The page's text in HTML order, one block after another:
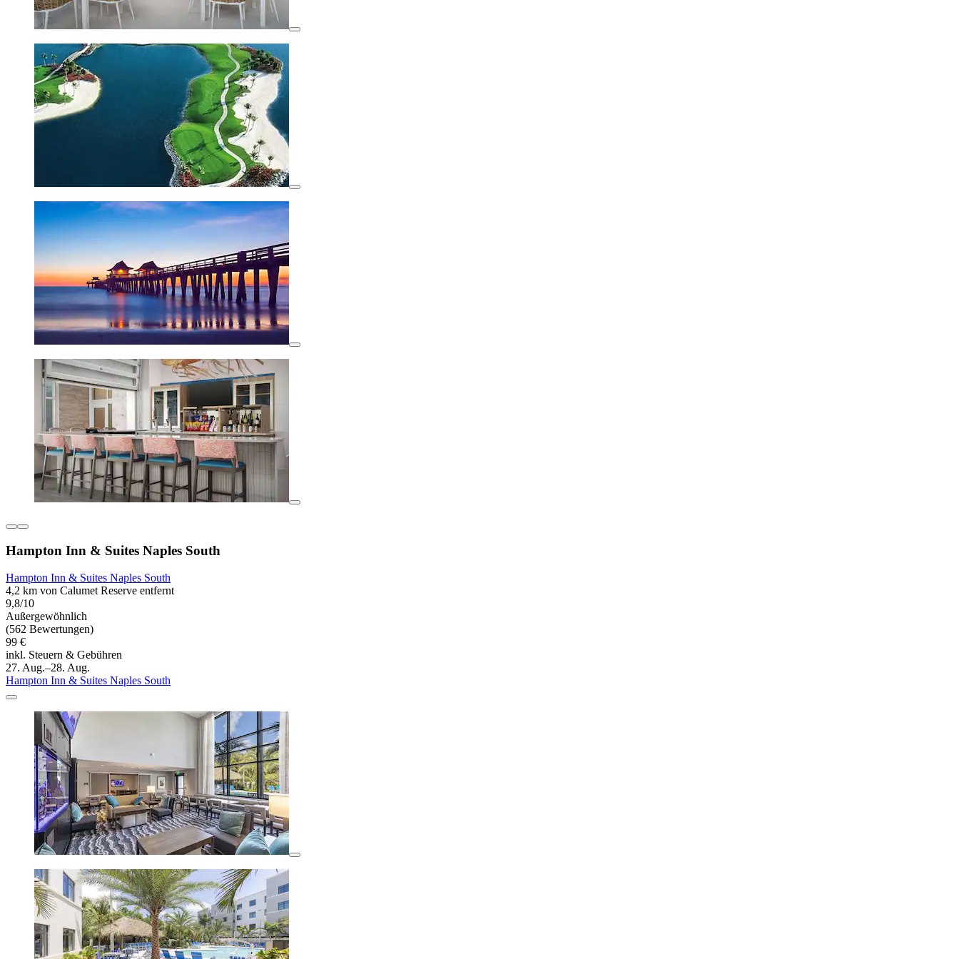
Hampton Inn & Suites Naples South
Hampton Inn & Suites Naples South
4,2 km von Calumet Reserve entfernt
9,8/10
Außergewöhnlich
(562 Bewertungen)
99 €
inkl. Steuern & Gebühren
27. Aug.–28. Aug.
Hampton Inn & Suites Naples South